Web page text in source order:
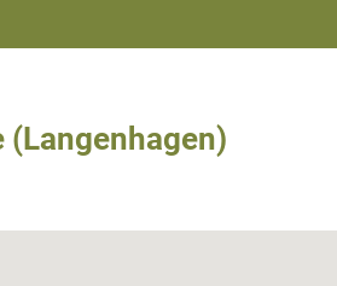
(Langenhagen)